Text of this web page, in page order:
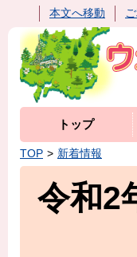
本文へ移動
トップ
TOP 新着情報
令和2